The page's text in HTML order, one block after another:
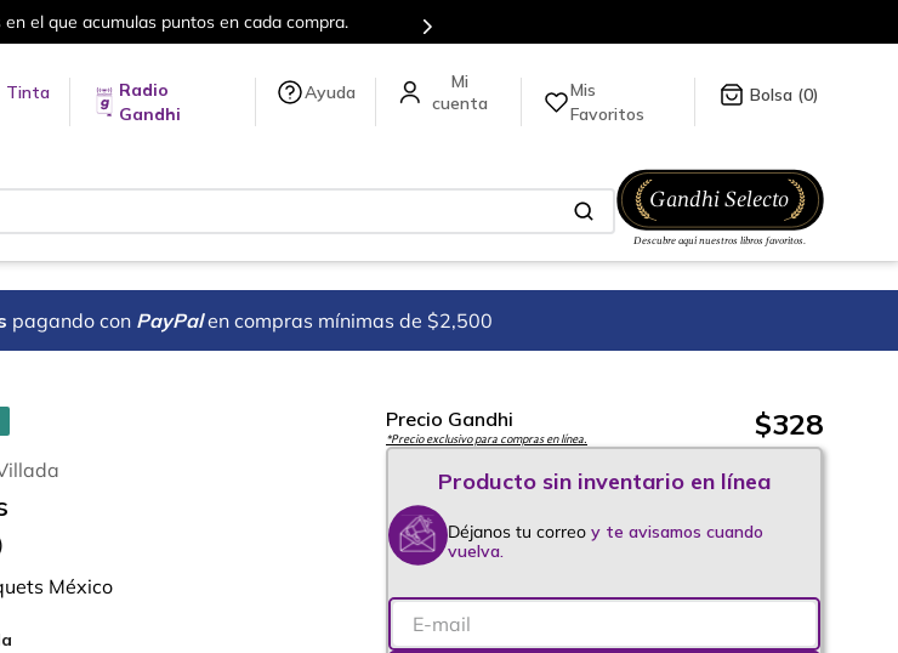
Más de 5 millones de títulos en nuestra tienda en línea.
Tinta
Radio
Gandhi
Ayuda
Mis
Favoritos
0
pagando con PayPal en compras mínimas de $2,500
México
Precio Gandhi
*Precio exclusivo para compras en línea. $328
Déjanos tu correoy te avisamos cuando
vuelva.